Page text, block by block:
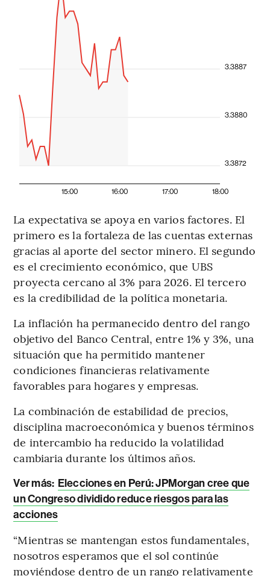
15:00 16:00 17:00 18:00
3.3872
3.3880
3.3887
La expectativa se apoya en varios factores. El
primero es la fortaleza de las cuentas externas
gracias al aporte del sector minero. El segundo
es el crecimiento económico, que UBS
proyecta cercano al 3% para 2026. El tercero
es la credibilidad de la política monetaria.
La inflación ha permanecido dentro del rango
objetivo del Banco Central, entre 1% y 3%, una
situación que ha permitido mantener
condiciones financieras relativamente
favorables para hogares y empresas.
La combinación de estabilidad de precios,
disciplina macroeconómica y buenos términos
de intercambio ha reducido la volatilidad
cambiaria durante los últimos años.
Ver más: Elecciones en Perú: JPMorgan cree que
un Congreso dividido reduce riesgos para las
acciones
“Mientras se mantengan estos fundamentales,
nosotros esperamos que el sol continúe
moviéndose dentro de un rango relativamente